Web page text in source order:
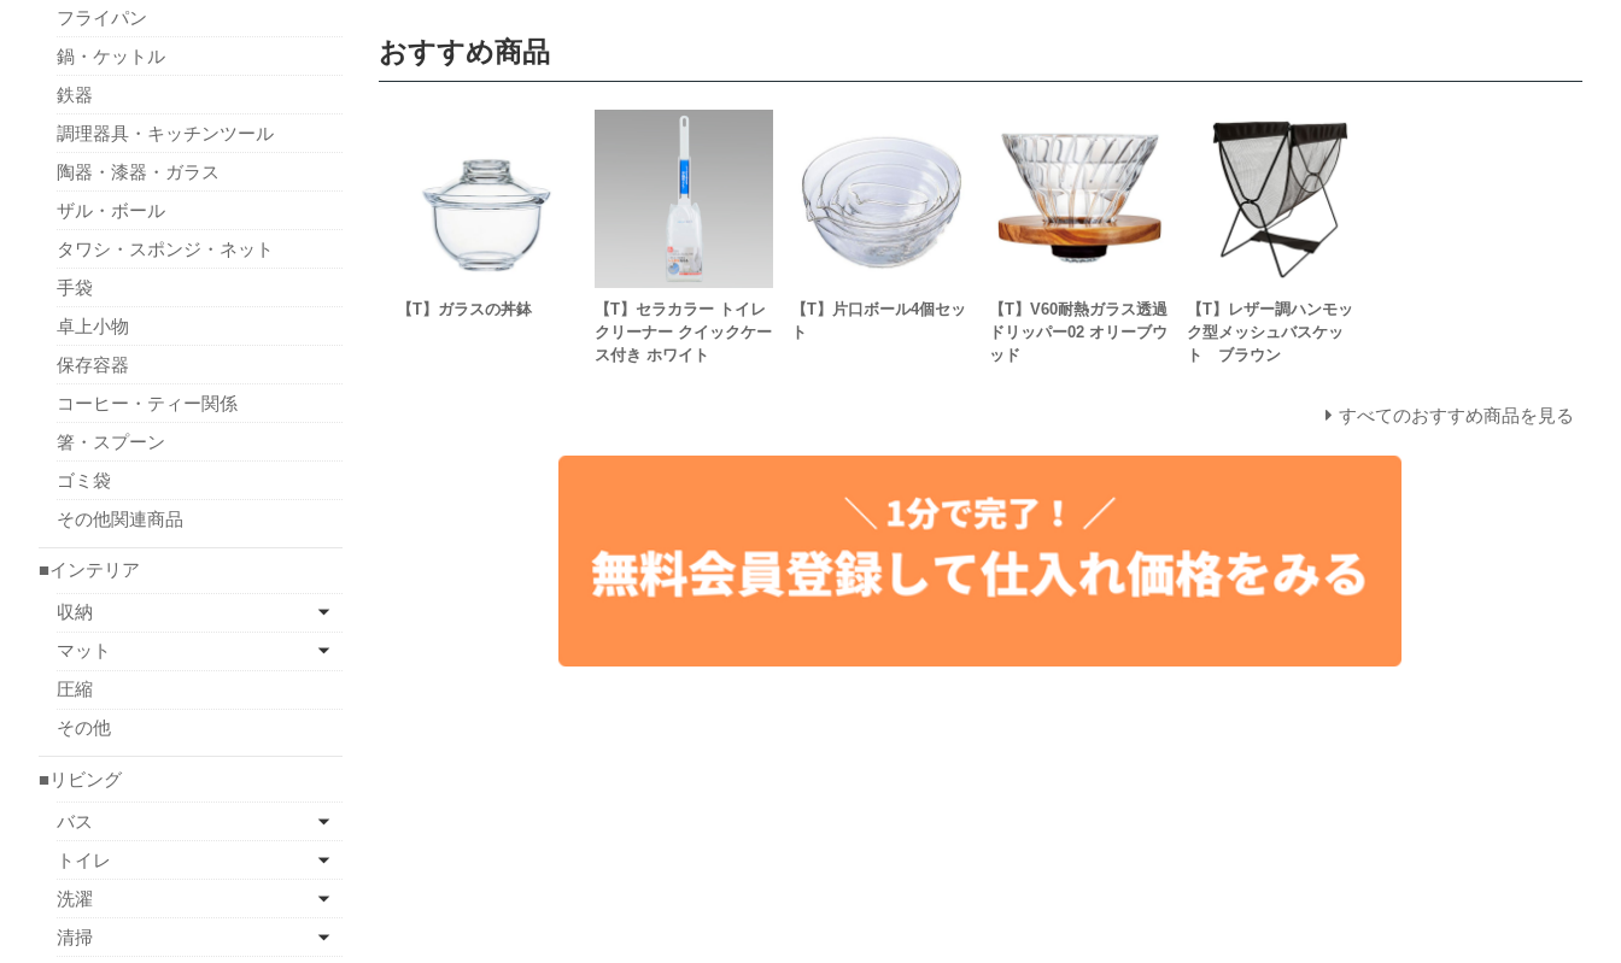
おすすめ商品
【T】ガラスの丼鉢
【T】セラカラー トイレ
クリーナー クイックケー
ス付き ホワイト
【T】片口ボール4個セッ
ト
【T】V60耐熱ガラス透過
ドリッパー02 オリーブウ
ッド
【T】レザー調ハンモッ
ク型メッシュバスケッ
ト ブラウン
すべてのおすすめ商品を見る
フライパン
鍋・ケットル
鉄器
調理器具・キッチンツール
陶器・漆器・ガラス
ザル・ボール
タワシ・スポンジ・ネット
手袋
卓上小物
保存容器
コーヒー・ティー関係
箸・スプーン
ゴミ袋
その他関連商品
■インテリア
収納
マット
圧縮
その他
■リビング
バス
トイレ
洗濯
清掃